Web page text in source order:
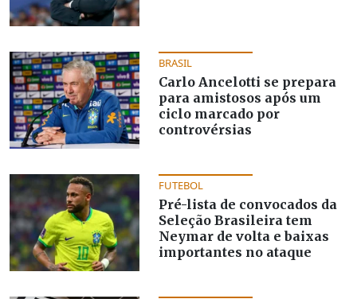
BRASIL
Carlo Ancelotti se prepara
para amistosos após um
ciclo marcado por
controvérsias
FUTEBOL
Pré-lista de convocados da
Seleção Brasileira tem
Neymar de volta e baixas
importantes no ataque